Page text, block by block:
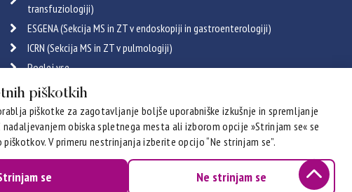
transfuziologiji)
ESGENA (Sekcija MS in ZT v endoskopiji in gastroenterologiji)
ICRN (Sekcija MS in ZT v pulmologiji)
Poglej vse
Certifikati
piškotkih
piškotke za zagotavljanje boljše uporabniške izkušnje in spremljanje
obiska spletnega mesta ali izborom opcije »Strinjam se« se
V primeru nestrinjanja izberite opcijo “Ne strinjam se”.
se Ne strinjam se